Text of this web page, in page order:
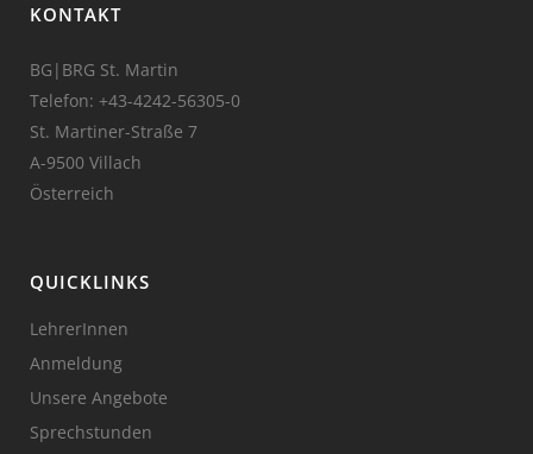
KONTAKT
BG|BRG St. Martin
Telefon: +43-4242-56305-0
St. Martiner-Straße 7
A-9500 Villach
Österreich
QUICKLINKS
LehrerInnen
Anmeldung
Unsere Angebote
Sprechstunden